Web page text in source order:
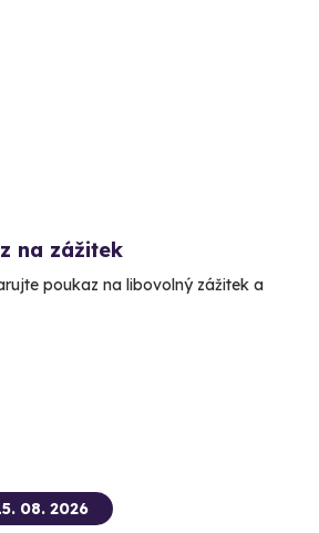
na zážitek
poukaz na libovolný zážitek a
08. 2026